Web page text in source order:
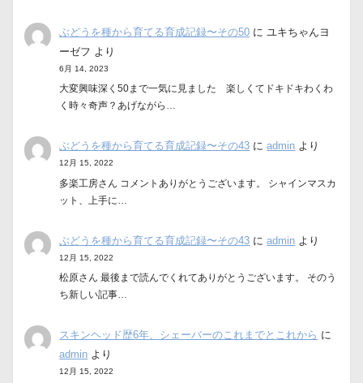
ぶどうを種から育てる育成記録〜その50 にユキちゃんヨ
ーゼフ より
6月 14, 2023
大変興味深く50まで一気に見ました 楽しくてドキドキわくわ
く時々奇声？あげながら…
ぶどうを種から育てる育成記録〜その43 にadmin より
12月 15, 2022
多楽工房さん コメントありがとうございます。 シャインマスカ
ット、上手に…
ぶどうを種から育てる育成記録〜その43 にadmin より
12月 15, 2022
松原さん 最後まで読んでくれてありがとうございます。 そのう
ち新しい記事…
スキンヘッド歴6年、シェーバーのこれまでとこれから に
admin より
12月 15, 2022